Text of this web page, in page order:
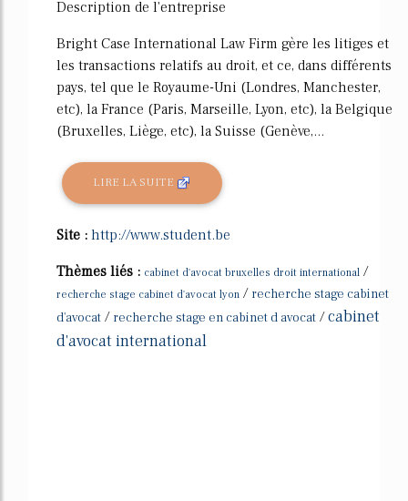
Description de l'entreprise
Bright Case International Law Firm gère les litiges et
les transactions relatifs au droit, et ce, dans différents
pays, tel que le Royaume-Uni (Londres, Manchester,
etc), la France (Paris, Marseille, Lyon, etc), la Belgique
(Bruxelles, Liège, etc), la Suisse (Genève,...
LIRE LA SUITE
Site : http://www.student.be
Thèmes liés : cabinet d'avocat bruxelles droit international /
recherche stage cabinet d'avocat lyon / recherche stage cabinet
d'avocat / recherche stage en cabinet d avocat /cabinet
d'avocat international